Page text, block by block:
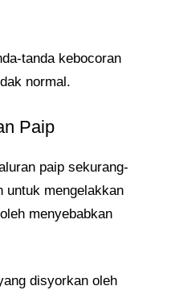
tanda kebocoran
normal.
Paip
paip sekurang-
untuk mengelakkan
menyebabkan
disyorkan oleh